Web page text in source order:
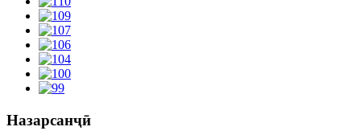
Назарсанҷӣ